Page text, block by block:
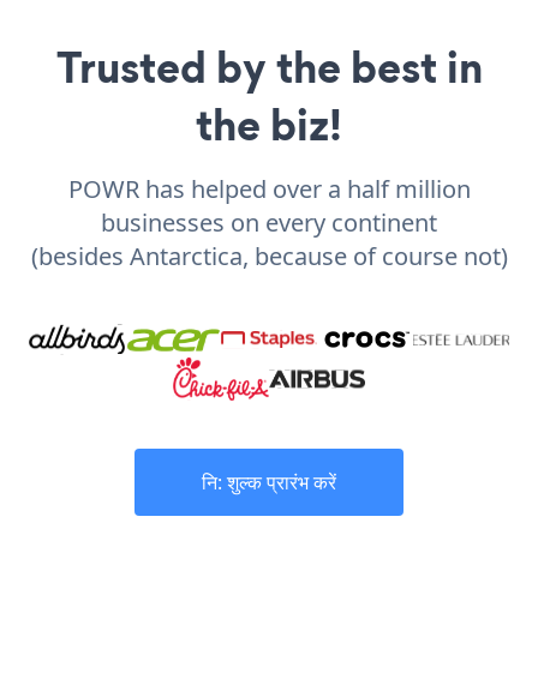
Trusted by the best in
the biz!
POWR has helped over a half million
businesses on every continent
(besides Antarctica, because of course not)
नि: शुल्क प्रारंभ करें